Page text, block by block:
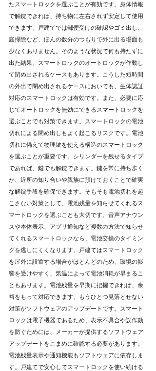
たスマートロックを選ぶことが有効です。身体情報
で解錠できれば、持ち物に左右されず安定して使用
できます。戸建てでは郵便受けの確認やゴミ出し、
庭掃除など、ほんの数分のつもりで外に出る場面も
少なくありません。そのような状況で何も持たずに
出た結果、スマートロックのオートロックが作動し
て閉め出されるケースもあります。こうした短時間
の外出で閉め出されるケースにおいても、生体認証
対応のスマートロックは有効です。また、必要に応
じてオートロックを無効にできるスマートロックを
選ぶことでも対策できます。スマートロックの電池
切れによる閉め出しもよく起こるリスクです。電池
切れに備えて物理鍵を使える構造のスマートロック
を選ぶことが重要です。シリンダーを残せるタイプ
であれば、鍵でも解錠できます。鍵を常に持ち歩く
か、近所の知り合いや親族に預けておくことで確実
な解錠手段を確保できます。そもそも電池切れを起
こさない対策として、電池残量を知らせてくれるス
マートロックを選ぶことも大切です。音声アナウン
スや本体表示、アプリ通知など複数の方法で知らせ
てくれるスマートロックなら、電池交換のタイミン
グを逃しにくくなります。戸建てはスマートロック
を屋外に設置する場合がほとんどのため、環境の影
響を受けやすく、気温によって電池消耗が早まるこ
ともあります。電池残量を早期に把握できれば、余
裕をもって対応できます。もうひとつ見落とせない
対策がソフトウェアのアップデートです。スマート
ロックは電子機器であるため、表示不具合や誤作動
を防ぐためには、メーカーが提供するソフトウェア
アップデートをこまめに確認する必要があります。
電池残量表示や通知機能もソフトウェアに依存しま
す。戸建てで安心してスマートロックを使い続ける